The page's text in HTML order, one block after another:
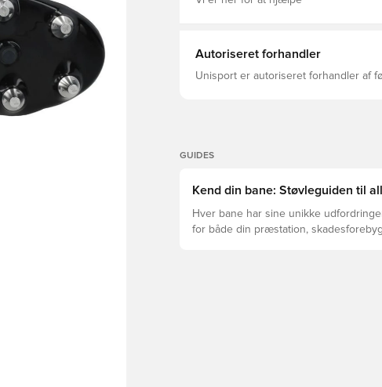
Autoriseret forhandler
Unisport er autoriseret forhandler af
GUIDES
Kend din bane: Støvleguiden til
Hver bane har sine unikke
for både din præstation,